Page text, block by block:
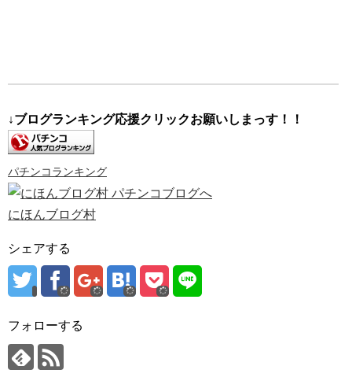
↓ブログランキング応援クリックお願いしまっす！！
パチンコランキング
にほんブログ村
シェアする
フォローする